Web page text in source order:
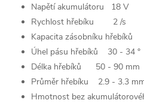
Napětí akumulátoru 18 V
Rychlost hřebíku 2 /s
Kapacita zásobníku
Úhel pásu hřebíků 30 - 34 °
Délka hřebíků 50 - 90 mm
Průměr hřebíku 2.9 - 3.3
Hmotnost bez